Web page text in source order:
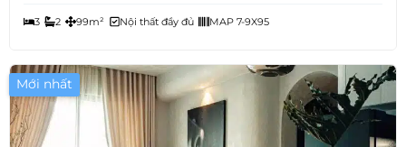
3 2 99m² Nội thất đầy đủ MAP 7-9X95
Mới nhất